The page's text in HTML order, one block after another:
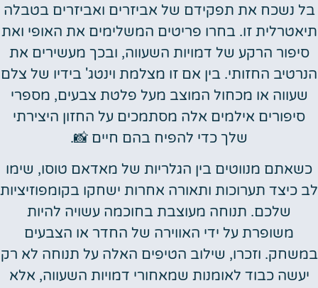
בל נשכח את תפקידם של אביזרים ואביזרים בטבלה
תיאטרלית זו. בחרו פריטים המשלימים את האופי ואת
סיפור הרקע של דמויות השעווה, ובכך מעשירים את
הנרטיב החזותי. בין אם זו מצלמת וינטג' בידיו של צלם
שעווה או מכחול המוצב מעל פלטת צבעים, מספרי
סיפורים אילמים אלה מסתמכים על החזון היצירתי
שלך כדי להפיח בהם חיים 📸.
כשאתם מנווטים בין הגלריות של מאדאם טוסו, שימו
לב כיצד תערוכות ותאורה אחרות ישחקו בקומפוזיציות
שלכם. תנוחה מעוצבת בחוכמה עשויה להיות
משופרת על ידי האווירה של החדר או הצבעים
במשחק. וזכרו, שילוב הטיפים האלה על תנוחה לא רק
יעשה כבוד לאומנות שמאחורי דמויות השעווה, אלא